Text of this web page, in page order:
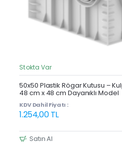
Stokta Var
50x50 Plastik Rögar Kutusu –
48 cm x 48 cm Dayanıklı Model
KDV Dahil Fiyatı :
1.254,00 TL
Satın Al